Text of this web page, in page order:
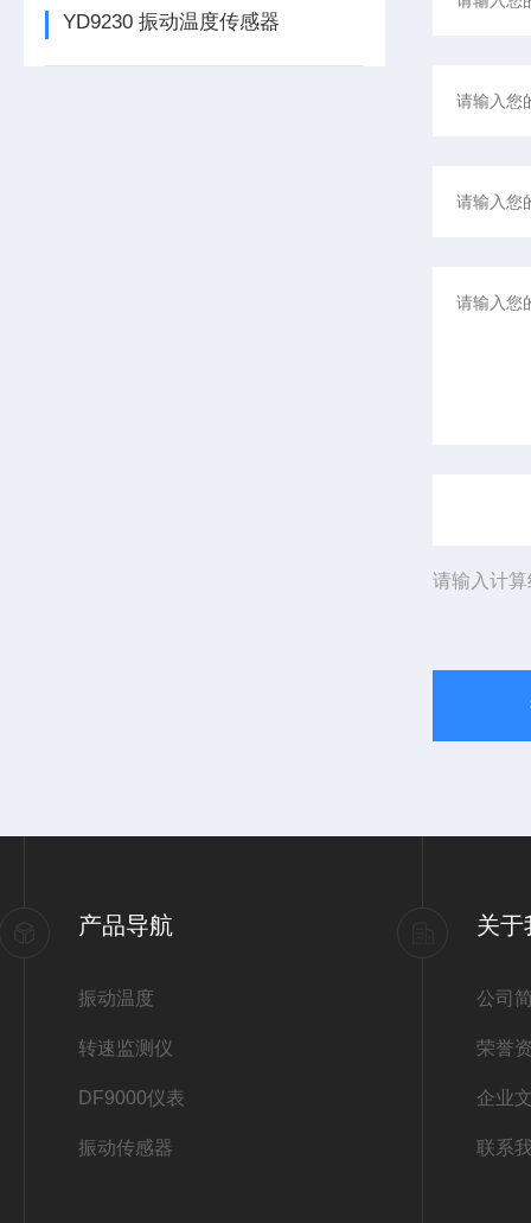
YD9230 振动温度传感器
请输入计
产品导航
振动温度
转速监测仪
DF9000仪表
振动传感器
关于
公司
荣誉
企业
联系